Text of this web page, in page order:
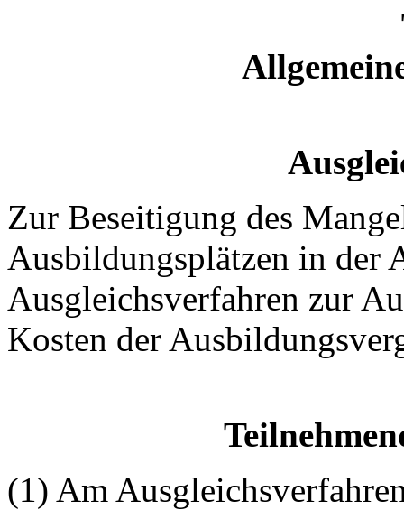
Zur Beseitigung des
Ausbildungsplätzen in der
Ausgleichsverfahren zur
Kosten der
(1) Am